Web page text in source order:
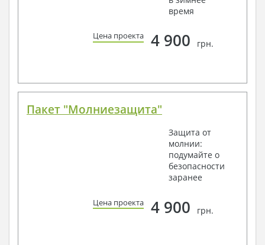
время
Цена проекта 4 900 грн.
Пакет "Молниезащита"
Защита от
молнии:
подумайте о
безопасности
заранее
Цена проекта 4 900 грн.